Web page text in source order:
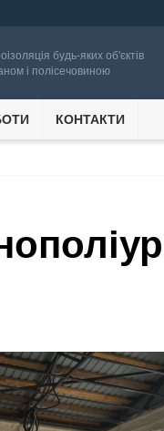
будь-яких об'єктів
і полісечовиною
КОНТАКТИ